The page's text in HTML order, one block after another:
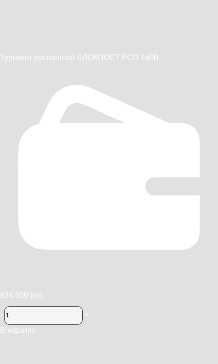
Турникет распашной БЛОКПОСТ РСП 1400
634 500 руб.
-
+
В корзину